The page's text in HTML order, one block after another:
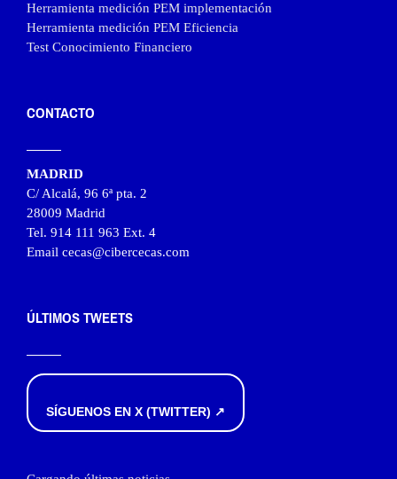
Herramienta medición PEM implementación
Herramienta medición PEM Eficiencia
Test Conocimiento Financiero
CONTACTO
MADRID
C/ Alcalá, 96 6ª pta. 2
28009 Madrid
Tel. 914 111 963 Ext. 4
Email cecas@cibercecas.com
ÚLTIMOS TWEETS
SÍGUENOS EN X (TWITTER) ↗